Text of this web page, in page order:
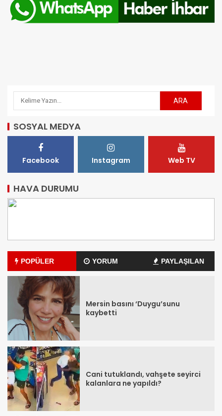
SOSYAL MEDYA
Facebook Instagram Web TV
HAVA DURUMU
POPÜLER YORUM PAYLAŞILAN
Mersin basını ‘Duygu’sunu
kaybetti
Cani tutuklandı, vahşete seyirci
kalanlara ne yapıldı?